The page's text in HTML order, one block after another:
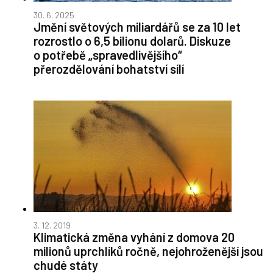
30. 6. 2025
Jmění světových miliardářů se za 10 let
rozrostlo o 6,5 bilionu dolarů. Diskuze
o potřebě „spravedlivějšího“
přerozdělování bohatství sílí
3. 12. 2019
Klimatická změna vyhání z domova 20
milionů uprchlíků ročně, nejohroženější jsou
chudé státy